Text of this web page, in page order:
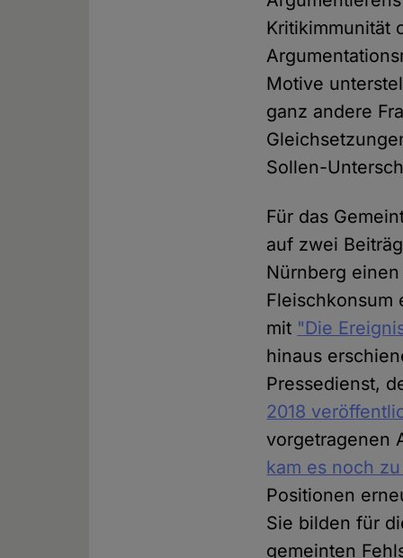
Kritikimmunität
Motive
ganz andere
Sollen-
Für das
auf zwei
Nürnberg
Fleischkonsum
mit "Die
hinaus
Pressedienst,
2018
vorgetragenen
kam es noch
Positionen
Sie bilden für
gemeinten